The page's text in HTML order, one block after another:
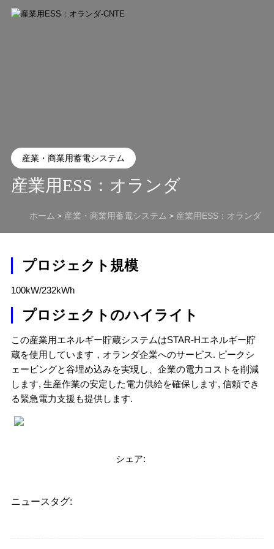
産業・商業用蓄電システム
産業用ESS：オランダ
ホーム > 産業・商業用蓄電システム > 産業用ESS：オランダ
プロジェクト規模
100kW/232kWh
プロジェクトのハイライト
この産業用エネルギー貯蔵システムはSTAR-Hエネルギー貯
蔵を使用しています，オランダ企業へのサービス. ピークシ
ェービングと谷埋め込みを実現し、企業の電力コストを削減
します, 生産作業の安定した電力供給を確保します, 信頼でき
る緊急電力支援も提供します.
シェア:
ニュースタグ: